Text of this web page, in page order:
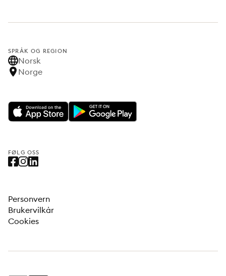
SPRÅK OG REGION
Norsk
Norge
FØLG OSS
Personvern
Brukervilkår
Cookies